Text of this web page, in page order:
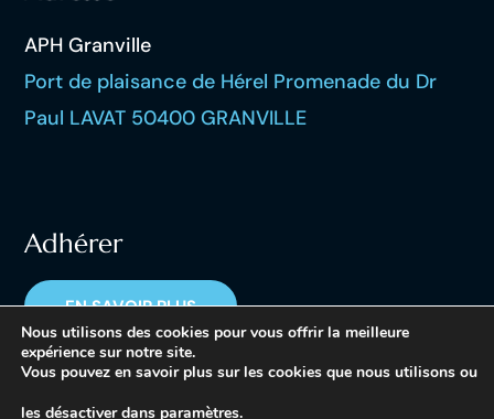
APH Granville
Port de plaisance de Hérel Promenade du Dr
Paul LAVAT 50400 GRANVILLE
Adhérer
EN SAVOIR PLUS
Nous utilisons des cookies pour vous offrir la meilleure
expérience sur notre site.
Vous pouvez en savoir plus sur les cookies que nous utilisons ou
les désactiver dans paramètres.